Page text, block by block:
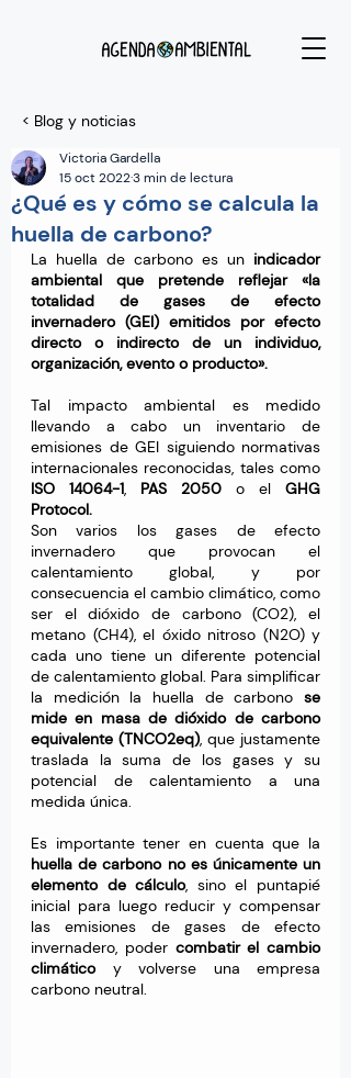
< Blog y noticias
¿Qué es y cómo se calcula la
huella de carbono?
Victoria Gardella
15 oct 20223 min de lectura
La huella de carbono es un indicador
ambiental que pretende reflejar «la
totalidad de gases de efecto
invernadero (GEI) emitidos por efecto
directo o indirecto de un individuo,
organización, evento o producto».
Tal impacto ambiental es medido
llevando a cabo un inventario de
emisiones de GEI siguiendo normativas
ISO 14064-1, PAS 2050 o el GHG
Protocol.
Son varios los gases de efecto
invernadero que provocan el
calentamiento global, y por
consecuencia el cambio climático, como
ser el dióxido de carbono (CO2), el
metano (CH4), el óxido nitroso (N2O) y
cada uno tiene un diferente potencial
de calentamiento global. Para simplificar
la medición la huella de carbono se
mide en masa de dióxido de carbono
equivalente (TNCO2eq), que justamente
traslada la suma de los gases y su
potencial de calentamiento a una
medida única.
huella de carbono no es únicamente un
elemento de cálculo, sino el puntapié
inicial para luego reducir y compensar
las emisiones de gases de efecto
invernadero, poder combatir el cambio
climático y volverse una empresa
carbono neutral.